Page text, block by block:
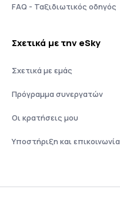
FAQ - Ταξιδιωτικός οδηγός
Σχετικά με την eSky
Σχετικά με εμάς
Πρόγραμμα συνεργατών
Οι κρατήσεις μου
Υποστήριξη και επικοινωνία